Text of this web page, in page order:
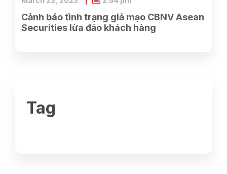
Cảnh báo tình trạng giả mạo CBNV Asean
Securities lừa đảo khách hàng
Tag